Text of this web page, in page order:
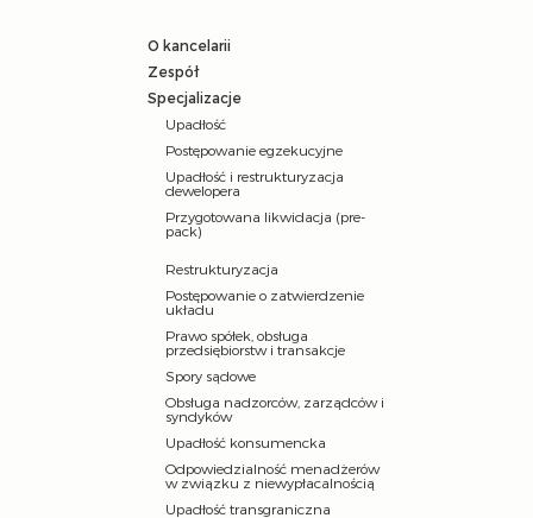
O kancelarii
Zespół
Specjalizacje
Upadłość
Postępowanie egzekucyjne
Upadłość i restrukturyzacja
dewelopera
Przygotowana likwidacja (pre-
pack)
Restrukturyzacja
Postępowanie o zatwierdzenie
układu
Prawo spółek, obsługa
przedsiębiorstw i transakcje
Spory sądowe
Obsługa nadzorców, zarządców i
syndyków
Upadłość konsumencka
Odpowiedzialność menadżerów
w związku z niewypłacalnością
Upadłość transgraniczna